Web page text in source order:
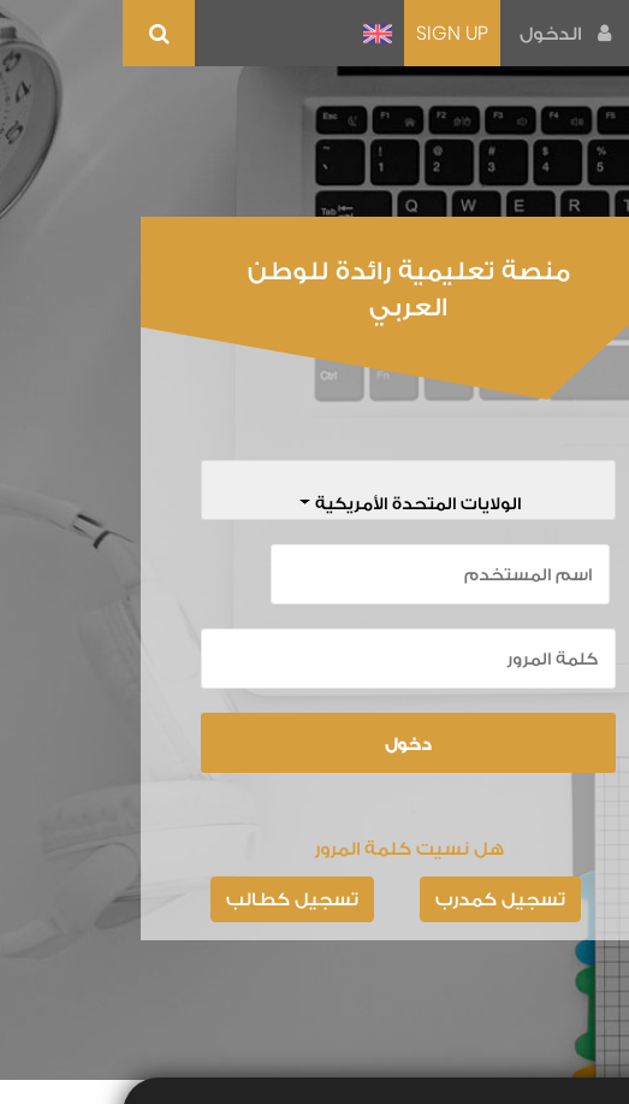
الدخول SIGN UP
منصة تعليمية رائدة للوطن
العربي
الولايات المتحدة الأمريكية
هل نسيت كلمة المرور
تسجيل كمدرب
تسجيل كطالب